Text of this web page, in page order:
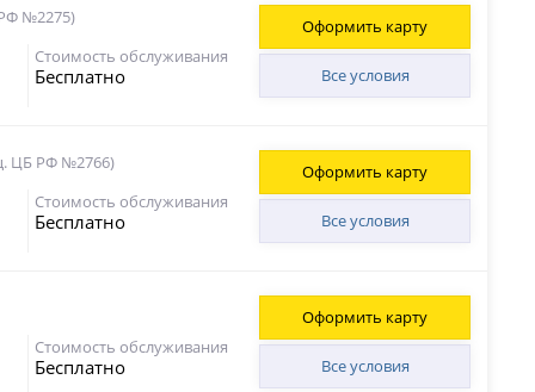
№2275)
Стоимость обслуживания
Бесплатно Все условия
Оформить карту
ЦБ РФ №2766)
Стоимость обслуживания
Бесплатно Все условия
Оформить карту
Стоимость обслуживания
Бесплатно Все условия
Оформить карту